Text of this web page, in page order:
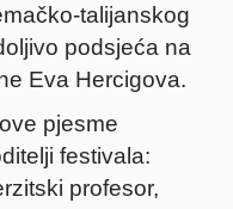
talijanskog
podsjeća na
Eva Hercigova.
pjesme
festivala:
profesor,